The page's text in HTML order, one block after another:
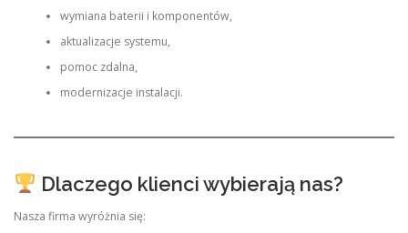
wymiana baterii i komponentów,
aktualizacje systemu,
pomoc zdalna,
modernizacje instalacji.
Dlaczego klienci wybierają nas?
Nasza firma wyróżnia się: